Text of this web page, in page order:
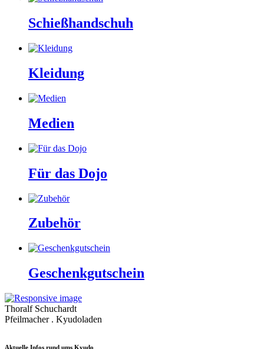
Schießhandschuh
Kleidung
Medien
Für das Dojo
Zubehör
Geschenkgutschein
Thoralf Schuchardt
Pfeilmacher . Kyudoladen
Aktuelle Infos rund ums Kyudo